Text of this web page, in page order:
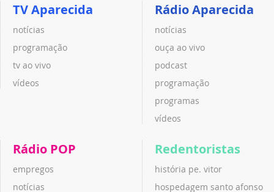
TV Aparecida
notícias
programação
tv ao vivo
vídeos
Rádio Aparecida
notícias
ouça ao vivo
podcast
programação
programas
vídeos
Rádio POP
empregos
notícias
Redentoristas
história pe. vitor
hospedagem santo afonso